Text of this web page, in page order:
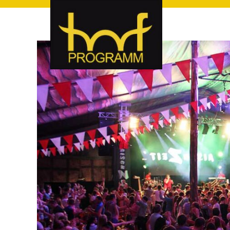
hof-programm – das
hof-programm – das Veranstaltungsportal für Hof und